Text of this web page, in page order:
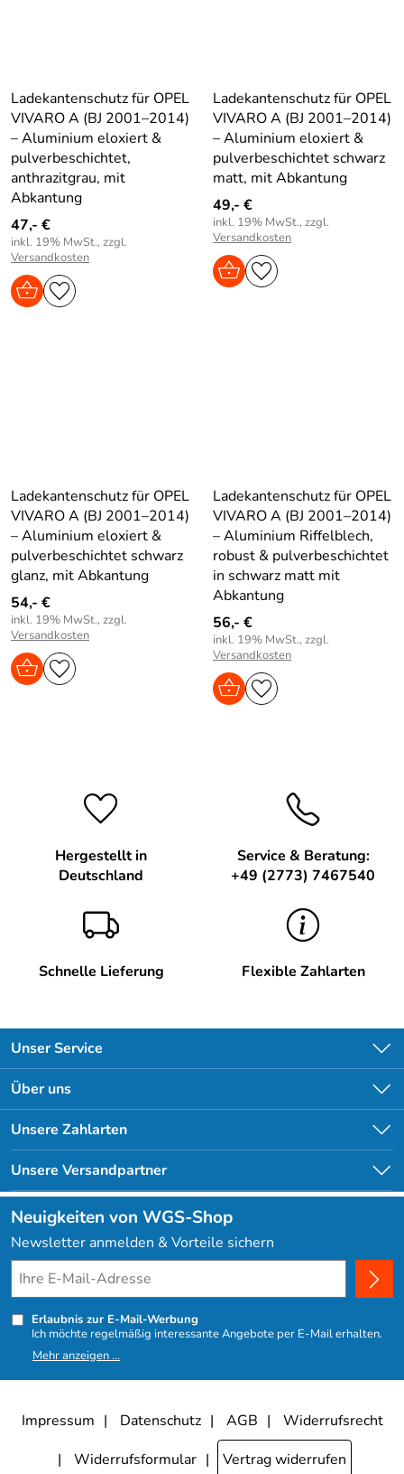
Ladekantenschutz für OPEL
VIVARO A (BJ 2001–2014)
– Aluminium eloxiert &
pulverbeschichtet,
anthrazitgrau, mit
Abkantung
47,- €
inkl. 19% MwSt., zzgl.
Versandkosten
Ladekantenschutz für OPEL
VIVARO A (BJ 2001–2014)
– Aluminium eloxiert &
pulverbeschichtet schwarz
matt, mit Abkantung
49,- €
inkl. 19% MwSt., zzgl.
Versandkosten
Ladekantenschutz für OPEL
VIVARO A (BJ 2001–2014)
– Aluminium eloxiert &
pulverbeschichtet schwarz
glanz, mit Abkantung
54,- €
inkl. 19% MwSt., zzgl.
Versandkosten
Ladekantenschutz für OPEL
VIVARO A (BJ 2001–2014)
– Aluminium Riffelblech,
robust & pulverbeschichtet
in schwarz matt mit
Abkantung
56,- €
inkl. 19% MwSt., zzgl.
Versandkosten
Hergestellt in
Deutschland
Service & Beratung:
+49 (2773) 7467540
Schnelle Lieferung Flexible Zahlarten
Unser Service
Kontakt
Newsletter
Lieferbedingungen
Kundenlogin
Über uns
Unsere Bestseller
Angebote
Unsere Zahlarten
Unsere Versandpartner
Neuigkeiten von WGS-Shop
Newsletter anmelden & Vorteile sichern
Erlaubnis zur E-Mail-Werbung
Ich möchte regelmäßig interessante Angebote per E-Mail erhalten.
Meine E-Mail-Adresse wird nicht an andere Unternehmen
weitergegeben. Zu statistischen Zwecken wird in anonymer Form
kann ich jederzeit mit Wirkung für die Zukunft widerrufen, indem ich
den Link "Abmelden" am Ende des Newsletters anklicke oder die
Option Newsletter im Mitgliederbereich deaktiviere. Die
Datenschutzerklärunghabe ich zur Kenntnis genommen.
Mehr anzeigen ...
Impressum Datenschutz AGB
Widerrufsrecht
Widerrufsformular
Vertrag widerrufen